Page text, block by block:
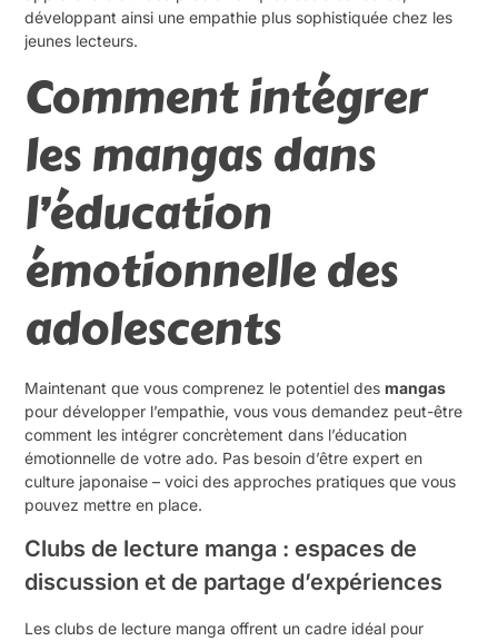
développant ainsi une empathie plus sophistiquée chez les
jeunes lecteurs.
Comment intégrer
les mangas dans
l’éducation
émotionnelle des
adolescents
Maintenant que vous comprenez le potentiel desmangas
pour développer l’empathie, vous vous demandez peut-être
comment les intégrer concrètement dans l’éducation
émotionnelle de votre ado. Pas besoin d’être expert en
culture japonaise – voici des approches pratiques que vous
pouvez mettre en place.
Clubs de lecture manga : espaces de
discussion et de partage d’expériences
Les clubs de lecture manga offrent un cadre idéal pour